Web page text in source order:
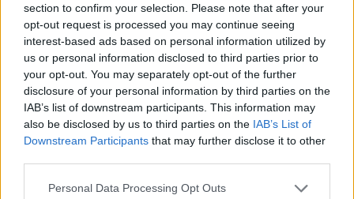
section to confirm your selection. Please note that after your
opt-out request is processed you may continue seeing
interest-based ads based on personal information utilized by
us or personal information disclosed to third parties prior to
your opt-out. You may separately opt-out of the further
disclosure of your personal information by third parties on the
IAB’s list of downstream participants. This information may
also be disclosed by us to third parties on the IAB’s List of
Downstream Participants that may further disclose it to other
Please note that this website/app uses one or more Google
Personal Data Processing Opt Outs
Hirdetésmentes olvasó felület
Kedvenc cikkek elmentése, könyvjelzők
Az első hónap csak 200 Ft-ba kerül. Próbálja
ki!
KIPRÓBÁLOM 200 FT-ÉRT
Már előfizetőnk?Ha már regisztrált a Rubicon